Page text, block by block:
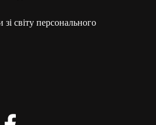
світу персонального